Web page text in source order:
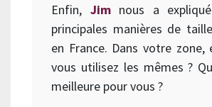
Enfin, Jimnous a
principales manières de
en France. Dans votre zone,
vous utilisez les mêmes ?
meilleure pour vous ?